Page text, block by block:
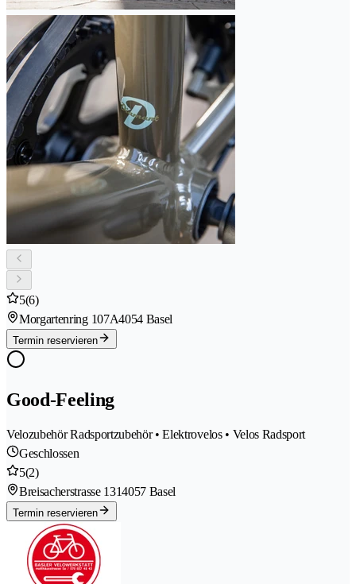
5(6)
Morgartenring 107A4054 Basel
Termin reservieren
Good-Feeling
Velozubehör Radsportzubehör • Elektrovelos • Velos Radsport
Geschlossen
5(2)
Breisacherstrasse 1314057 Basel
Termin reservieren